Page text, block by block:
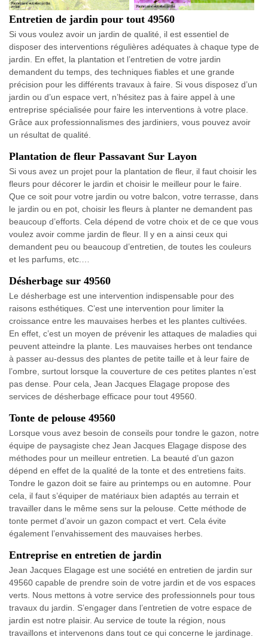
Entretien de jardin pour tout 49560
Si vous voulez avoir un jardin de qualité, il est essentiel de
disposer des interventions régulières adéquates à chaque type de
jardin. En effet, la plantation et l’entretien de votre jardin
demandent du temps, des techniques fiables et une grande
précision pour les différents travaux à faire. Si vous disposez d’un
jardin ou d’un espace vert, n’hésitez pas à faire appel à une
entreprise spécialisée pour faire les interventions à votre place.
Grâce aux professionnalismes des jardiniers, vous pouvez avoir
un résultat de qualité.
Plantation de fleur Passavant Sur Layon
Si vous avez un projet pour la plantation de fleur, il faut choisir les
fleurs pour décorer le jardin et choisir le meilleur pour le faire.
Que ce soit pour votre jardin ou votre balcon, votre terrasse, dans
le jardin ou en pot, choisir les fleurs à planter ne demandent pas
beaucoup d’efforts. Cela dépend de votre choix et de ce que vous
voulez avoir comme jardin de fleur. Il y en a ainsi ceux qui
demandent peu ou beaucoup d’entretien, de toutes les couleurs
et les parfums, etc.…
Désherbage sur 49560
Le désherbage est une intervention indispensable pour des
raisons esthétiques. C’est une intervention pour limiter la
croissance entre les mauvaises herbes et les plantes cultivées.
En effet, c’est un moyen de prévenir les attaques de maladies qui
peuvent atteindre la plante. Les mauvaises herbes ont tendance
à passer au-dessus des plantes de petite taille et à leur faire de
l’ombre, surtout lorsque la couverture de ces petites plantes n’est
pas dense. Pour cela, Jean Jacques Elagage propose des
services de désherbage efficace pour tout 49560.
Tonte de pelouse 49560
Lorsque vous avez besoin de conseils pour tondre le gazon, notre
équipe de paysagiste chez Jean Jacques Elagage dispose des
méthodes pour un meilleur entretien. La beauté d’un gazon
dépend en effet de la qualité de la tonte et des entretiens faits.
Tondre le gazon doit se faire au printemps ou en automne. Pour
cela, il faut s’équiper de matériaux bien adaptés au terrain et
travailler dans le même sens sur la pelouse. Cette méthode de
tonte permet d’avoir un gazon compact et vert. Cela évite
également l’envahissement des mauvaises herbes.
Entreprise en entretien de jardin
Jean Jacques Elagage est une société en entretien de jardin sur
49560 capable de prendre soin de votre jardin et de vos espaces
verts. Nous mettons à votre service des professionnels pour tous
travaux du jardin. S’engager dans l’entretien de votre espace de
jardin est notre plaisir. Au service de toute la région, nous
travaillons et intervenons dans tout ce qui concerne le jardinage.